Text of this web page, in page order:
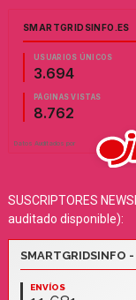
SUSCRIPTORES
auditado disponible):